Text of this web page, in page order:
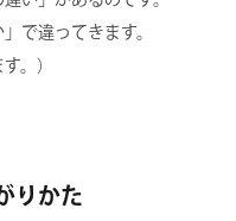
で違ってきます。
。）
りかた